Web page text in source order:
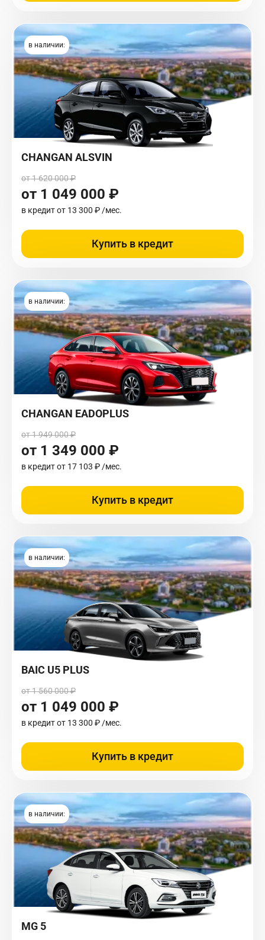
в наличии:
CHANGAN ALSVIN
от 1 620 000 ₽
от 1 049 000 ₽
в кредит от 13 300 ₽ /мес.
Купить в кредит
в наличии:
CHANGAN EADOPLUS
от 1 949 000 ₽
от 1 349 000 ₽
в кредит от 17 103 ₽ /мес.
Купить в кредит
в наличии:
BAIC U5 PLUS
от 1 560 000 ₽
от 1 049 000 ₽
в кредит от 13 300 ₽ /мес.
Купить в кредит
в наличии:
MG 5